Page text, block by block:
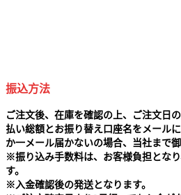
振込方法
ご注文後、在庫を確認の上、ご注文日
払い総額とお振り替え口座名をメール
か一メール届かないの場合、当社まで御
※振り込み手数料は、お客様負担とな
す。
※ 入金確認後の発送となります。